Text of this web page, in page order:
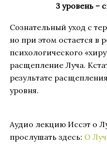
3 уровень –
Сознательный уход с
но при этом остается в
психологического
расщепление Луча.
результате
уровня.
Аудио лекцию Иссэт о
прослушать здесь: О